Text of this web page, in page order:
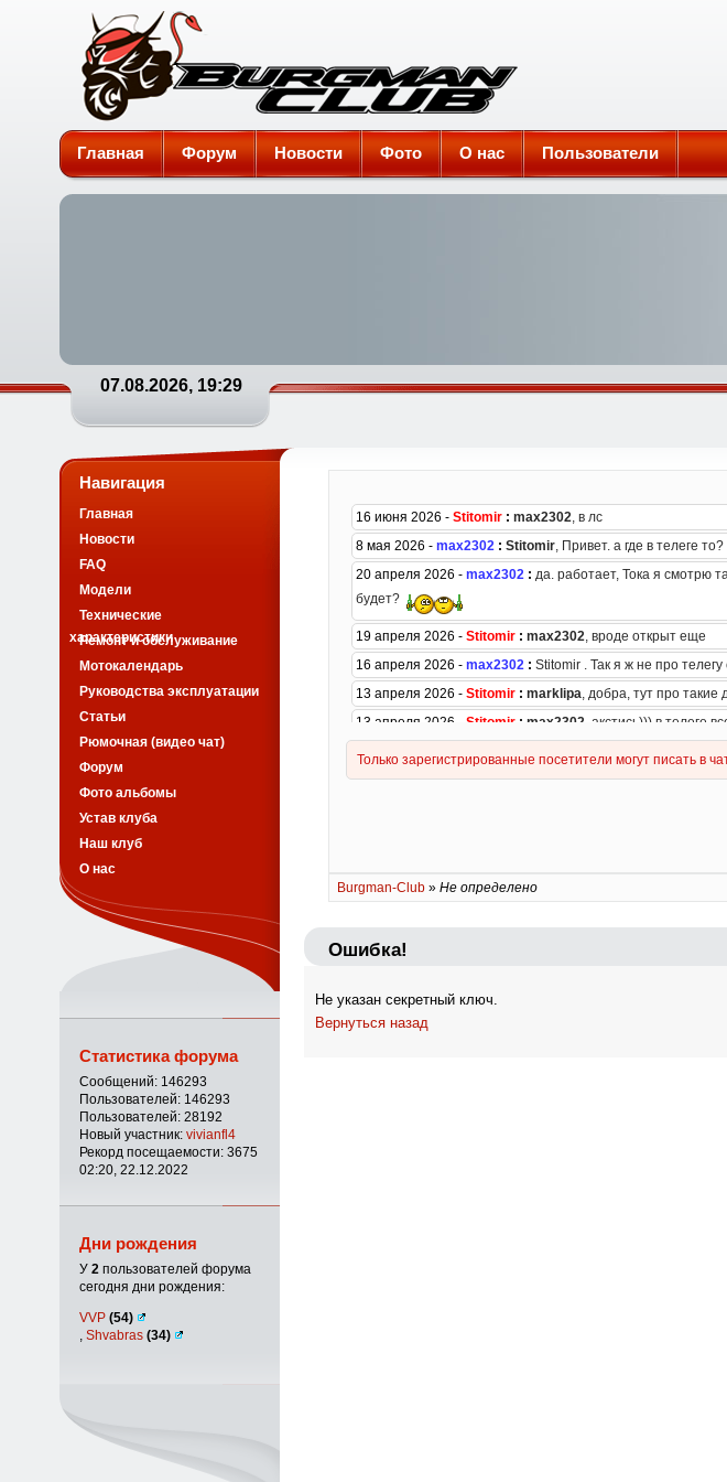
Burgman-Club
Главная Форум Новости Фото О нас Пользователи
07.08.2026, 19:29
Burgman-Club» Не определено
Ошибка!
Не указан секретный ключ.
Вернуться назад
Навигация
Главная
Новости
FAQ
Модели
Технические
характеристики
Ремонт и обслуживание
Мотокалендарь
Руководства эксплуатации
Статьи
Рюмочная (видео чат)
Форум
Фото альбомы
Устав клуба
Наш клуб
О нас
Статистика форума
Сообщений: 146293
Пользователей: 146293
Пользователей: 28192
Новый участник: vivianfl4
Рекорд посещаемости: 3675
02:20, 22.12.2022
Дни рождения
У 2пользователей форума
сегодня дни рождения:
VVP (54)
Shvabras (34)